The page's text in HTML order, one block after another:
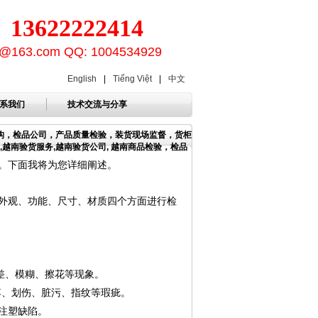
QQ: 1004534929
English Tiếng Việt 中文
我们 技术交流与分享
检品公司，产品质量检验，装货现场监督，货柜
南验货服务,越南验货公司, 越南商品检验，检品
面我将为您详细阐述。
观、功能、尺寸、材质四个方面进行检
模糊、擦花等现象。
划伤、脏污、指纹等瑕疵。
塑缺陷。